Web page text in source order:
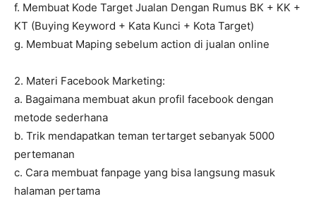
f. Membuat Kode Target Jualan Dengan Rumus BK + KK +
KT (Buying Keyword + Kata Kunci + Kota Target)
g. Membuat Maping sebelum action di jualan online
2. Materi Facebook Marketing:
a. Bagaimana membuat akun profil facebook dengan
metode sederhana
b. Trik mendapatkan teman tertarget sebanyak 5000
pertemanan
c. Cara membuat fanpage yang bisa langsung masuk
halaman pertama